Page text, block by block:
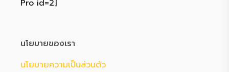
Pro id=2]
นโยบายของเรา
นโยบายความเป็นส่วนตัว